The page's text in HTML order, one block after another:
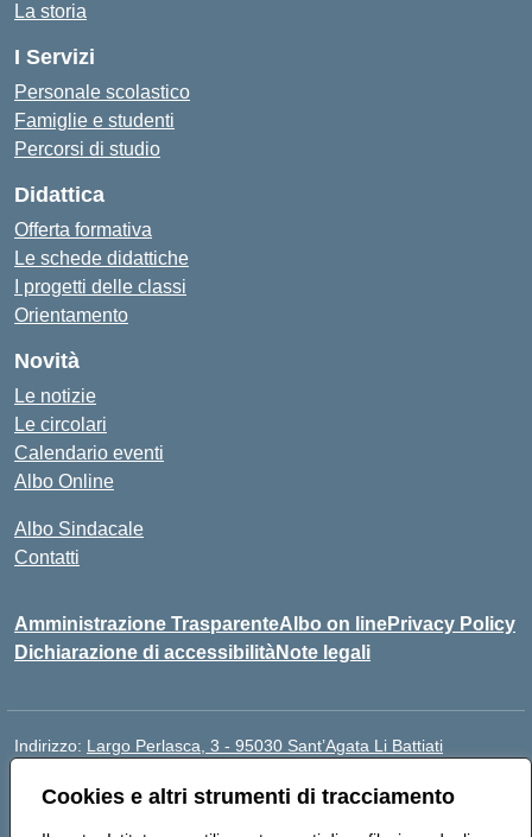
Cookies e altri strumenti di tracciamento
La storia
I Servizi
Personale scolastico
Famiglie e studenti
Percorsi di studio
Didattica
Offerta formativa
Le schede didattiche
I progetti delle classi
Orientamento
Novità
Le notizie
Le circolari
Calendario eventi
Albo Online
Albo Sindacale
Contatti
Amministrazione TrasparenteAlbo on linePrivacy Policy
Dichiarazione di accessibilitàNote legali
Indirizzo: Largo Perlasca, 3 - 95030 Sant’Agata Li Battiati
Email:ctic8bl002@istruzione.it